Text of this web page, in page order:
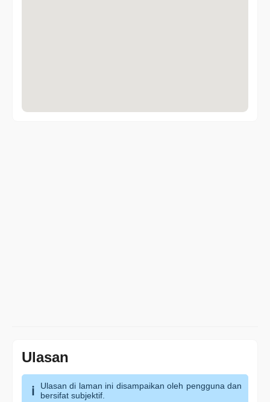
Ulasan
Ulasan di laman ini disampaikan oleh pengguna dan
bersifat subjektif.